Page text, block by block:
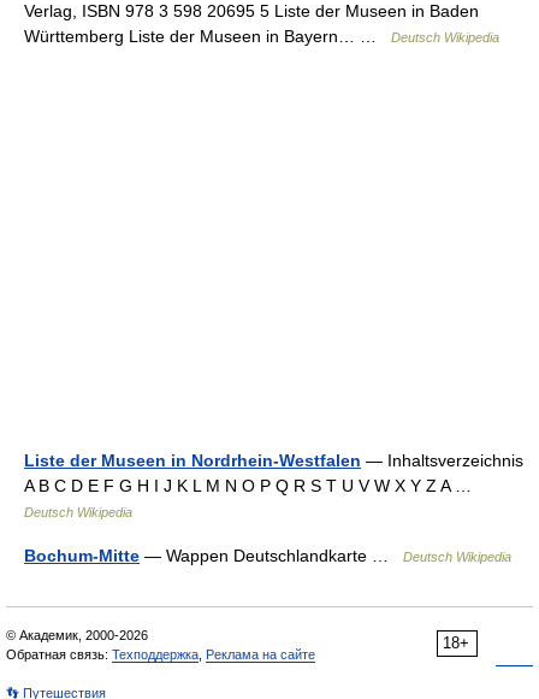
Verlag, ISBN 978 3 598 20695 5 Liste der Museen in Baden
Württemberg Liste der Museen in Bayern… …
Deutsch Wikipedia
Liste der Museen in Nordrhein-Westfalen — Inhaltsverzeichnis
A B C D E F G H I J K L M N O P Q R S T U V W X Y Z A …
Deutsch Wikipedia
Bochum-Mitte — Wappen Deutschlandkarte … Deutsch Wikipedia
18+
© Академик, 2000-2026
Обратная связь: Техподдержка Реклама на сайте
👣 Путешествия